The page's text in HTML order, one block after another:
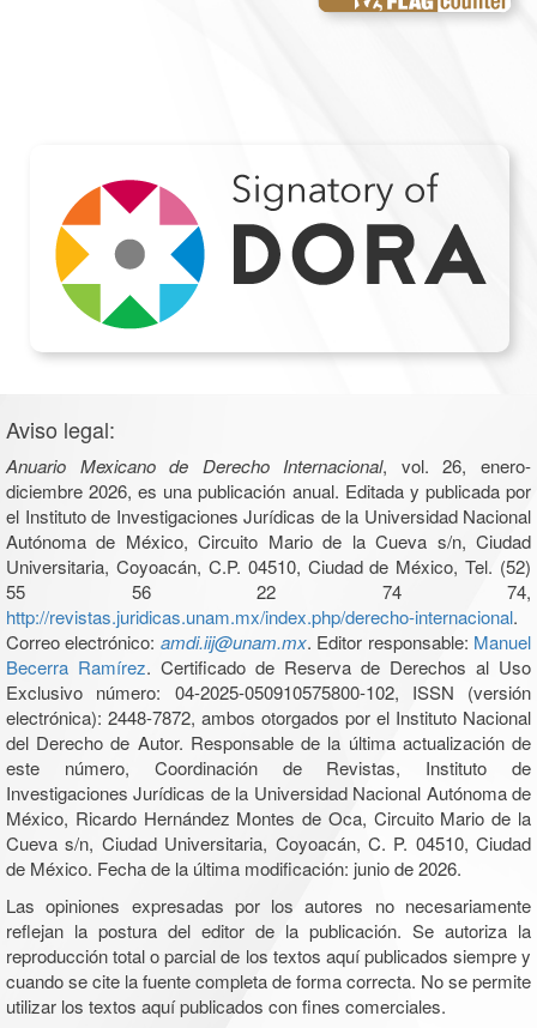
Aviso legal:
Anuario Mexicano de Derecho Internacional, vol. 26, enero-
diciembre 2026, es una publicación anual. Editada y publicada por
el Instituto de Investigaciones Jurídicas de la Universidad Nacional
Autónoma de México, Circuito Mario de la Cueva s/n, Ciudad
Universitaria, Coyoacán, C.P. 04510, Ciudad de México, Tel. (52)
55 56 22 74 74,
http://revistas.juridicas.unam.mx/index.php/derecho-internacional.
Correo electrónico: amdi.iij@unam.mx. Editor responsable: Manuel
Becerra Ramírez. Certificado de Reserva de Derechos al Uso
Exclusivo número: 04-2025-050910575800-102, ISSN (versión
electrónica): 2448-7872, ambos otorgados por el Instituto Nacional
del Derecho de Autor. Responsable de la última actualización de
este número, Coordinación de Revistas, Instituto de
Investigaciones Jurídicas de la Universidad Nacional Autónoma de
México, Ricardo Hernández Montes de Oca, Circuito Mario de la
Cueva s/n, Ciudad Universitaria, Coyoacán, C. P. 04510, Ciudad
de México. Fecha de la última modificación: junio de 2026.
Las opiniones expresadas por los autores no necesariamente
reflejan la postura del editor de la publicación. Se autoriza la
reproducción total o parcial de los textos aquí publicados siempre y
cuando se cite la fuente completa de forma correcta. No se permite
utilizar los textos aquí publicados con fines comerciales.